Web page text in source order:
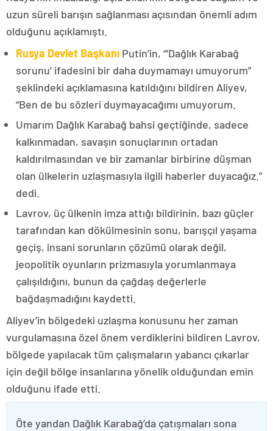
uzun süreli barışın sağlanması açısından önemli adım
olduğunu açıklamıştı.
Rusya Devlet Başkanı Putin’in, “‘Dağlık Karabağ
sorunu’ ifadesini bir daha duymamayı umuyorum”
şeklindeki açıklamasına katıldığını bildiren Aliyev,
“Ben de bu sözleri duymayacağımı umuyorum.
Umarım Dağlık Karabağ bahsi geçtiğinde, sadece
kalkınmadan, savaşın sonuçlarının ortadan
kaldırılmasından ve bir zamanlar birbirine düşman
olan ülkelerin uzlaşmasıyla ilgili haberler duyacağız.”
dedi.
Lavrov, üç ülkenin imza attığı bildirinin, bazı güçler
tarafından kan dökülmesinin sonu, barışçıl yaşama
geçiş, insani sorunların çözümü olarak değil,
jeopolitik oyunların prizmasıyla yorumlanmaya
çalışıldığını, bunun da çağdaş değerlerle
bağdaşmadığını kaydetti.
Aliyev’in bölgedeki uzlaşma konusunu her zaman
vurgulamasına özel önem verdiklerini bildiren Lavrov,
bölgede yapılacak tüm çalışmaların yabancı çıkarlar
için değil bölge insanlarına yönelik olduğundan emin
olduğunu ifade etti.
Öte yandan Dağlık Karabağ’da çatışmaları sona